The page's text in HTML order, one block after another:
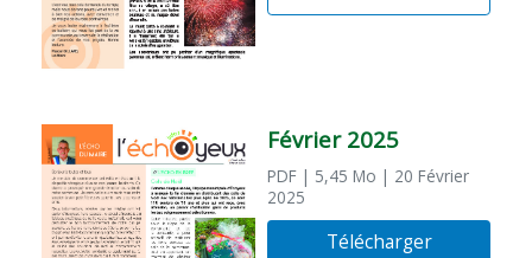
Février 2025
PDF | 5,45 Mo | 20 Février
2025
Télécharger